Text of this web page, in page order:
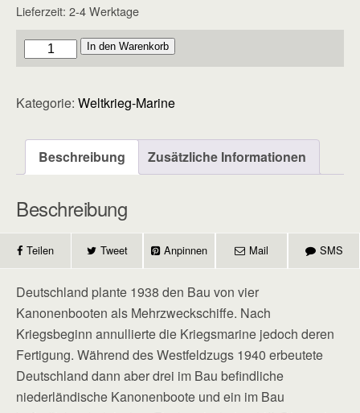
Lieferzeit: 2-4 Werktage
Marine
-
14
In den Warenkorb
Kategorie: Weltkrieg-Marine
Beschreibung Zusätzliche Informationen
Beschreibung
Teilen Tweet Anpinnen Mail SMS
Deutschland plante 1938 den Bau von vier
Kanonenbooten als Mehrzweckschiffe. Nach
Kriegsbeginn annullierte die Kriegs­marine jedoch deren
Fertigung. Während des Westfeldzugs 1940 ­erbeutete
Deutschland dann aber drei im Bau befindliche
niederländische ­Kanonenboote und ein im Bau